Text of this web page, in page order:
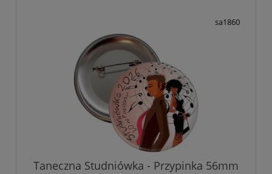
sa1860
Taneczna Studniówka - Przypinka 56mm